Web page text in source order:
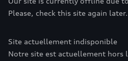
Please, check this site again later.
Site actuellement indisponible
Notre site est actuellement hors